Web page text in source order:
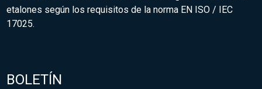
etalones según los requisitos de la norma EN ISO / IEC
17025.
BOLETÍN